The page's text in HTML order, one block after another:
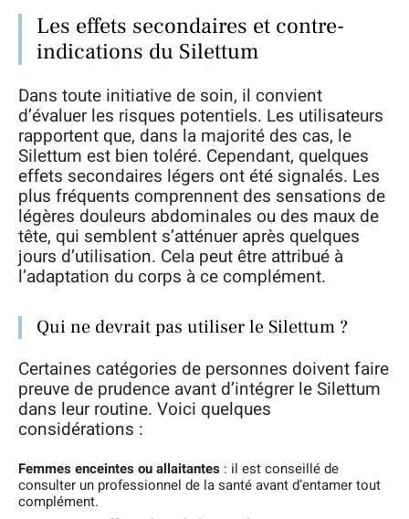
Les effets secondaires et contre-
indications du Silettum
Dans toute initiative de soin, il convient
d’évaluer les risques potentiels. Les utilisateurs
rapportent que, dans la majorité des cas, le
Silettum est bien toléré. Cependant, quelques
effets secondaires légers ont été signalés. Les
plus fréquents comprennent des sensations de
légères douleurs abdominales ou des maux de
tête, qui semblent s’atténuer après quelques
jours d’utilisation. Cela peut être attribué à
l’adaptation du corps à ce complément.
Qui ne devrait pas utiliser le Silettum ?
Certaines catégories de personnes doivent faire
preuve de prudence avant d’intégrer le Silettum
dans leur routine. Voici quelques
considérations :
Femmes enceintes ou allaitantes : il est conseillé de
consulter un professionnel de la santé avant d’entamer tout
complément.